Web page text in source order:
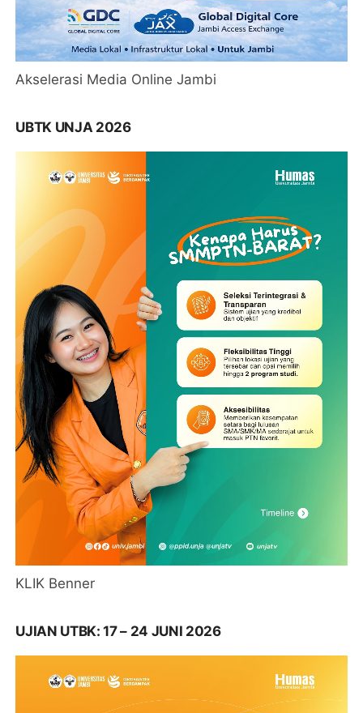
Akselerasi Media Online Jambi
UBTK UNJA 2026
KLIK Benner
UJIAN UTBK: 17 – 24 JUNI 2026